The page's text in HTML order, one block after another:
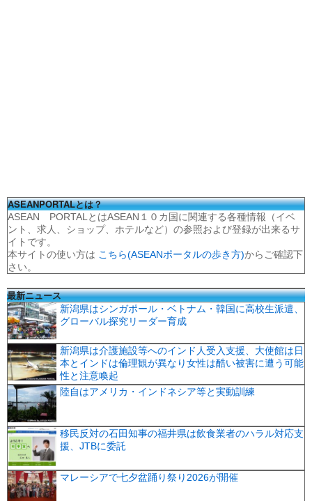
ASEANPORTALとは？
ASEAN PORTALとはASEAN１０カ国に関連する各種情報（イベ
ント、求人、ショップ、ホテルなど）の参照および登録が出来るサ
イトです。
本サイトの使い方は こちら(ASEANポータルの歩き方)からご確認下
さい。
最新ニュース
新潟県はシンガポール・ベトナム・韓国に高校生派遣、
グローバル探究リーダー育成
新潟県は介護施設等へのインド人受入支援、大使館は日
本とインドは倫理観が異なり女性は酷い被害に遭う可能
性と注意喚起
陸自はアメリカ・インドネシア等と実動訓練
移民反対の石田知事の福井県は飲食業者のハラル対応支
援、JTBに委託
マレーシアで七夕盆踊り祭り2026が開催